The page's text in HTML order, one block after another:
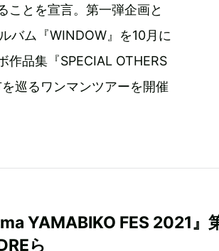
ことを宣言。第一弾企画と
バム『WINDOW』を10月に
作品集『SPECIAL OTHERS
巡るワンマンツアーを開催
YAMABIKO FES 2021』
ら